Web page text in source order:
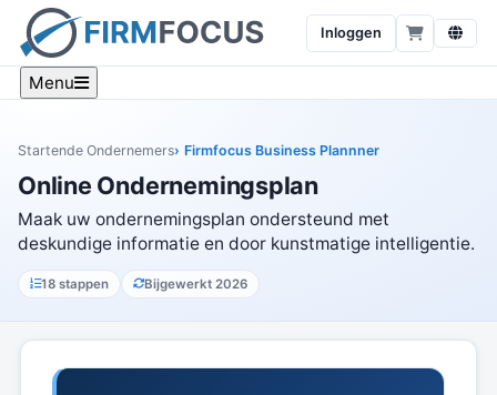
Inloggen
Menu
Startende Ondernemers Firmfocus Business Plannner
Online Ondernemingsplan
Maak uw ondernemingsplan ondersteund met
deskundige informatie en door kunstmatige intelligentie.
18 stappen Bijgewerkt 2026